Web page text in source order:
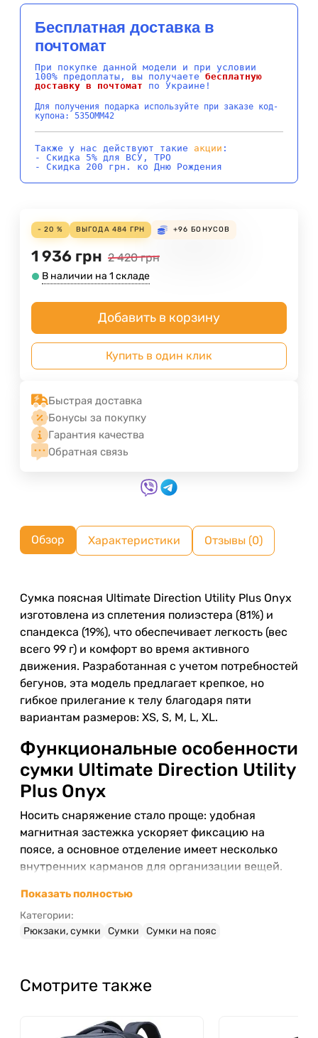
Бесплатная доставка в
почтомат
При покупке данной модели и при условии
100% предоплаты, вы получаете бесплатную
доставку в почтомат по Украине!
Для получения подарка используйте при заказе код-
купона: 535OMM42
Также у нас действуют такие акции :
- Скидка 5% для ВСУ, ТРО
- Скидка 200 грн. ко Дню Рождения
- 20 % ВЫГОДА 484 ГРН +96 БОНУСОВ
1 936 грн 2 420 грн
В наличии на 1 складе
Добавить в корзину
Купить в один клик
Быстрая доставка
Бонусы за покупку
Гарантия качества
Обратная связь
Обзор Характеристики Отзывы (0)
Сумка поясная Ultimate Direction Utility Plus Onyx
изготовлена из сплетения полиэстера (81%) и
спандекса (19%), что обеспечивает легкость (вес
всего 99 г) и комфорт во время активного
движения. Разработанная с учетом потребностей
бегунов, эта модель предлагает крепкое, но
гибкое прилегание к телу благодаря пяти
вариантам размеров: XS, S, M, L, XL.
Функциональные особенности
сумки Ultimate Direction Utility
Plus Onyx
Носить снаряжение стало проще: удобная
магнитная застежка ускоряет фиксацию на
поясе, а основное отделение имеет несколько
внутренних карманов для организации вещей.
самое необходимое под рукой.
Емкость обеспечивает комфортное
отдельно);
Эластичные петли с силиконизированным
телескопических беговых палок;
Показать полностью
Категории:
Рюкзаки, сумки
Сумки Сумки на пояс
Смотрите также